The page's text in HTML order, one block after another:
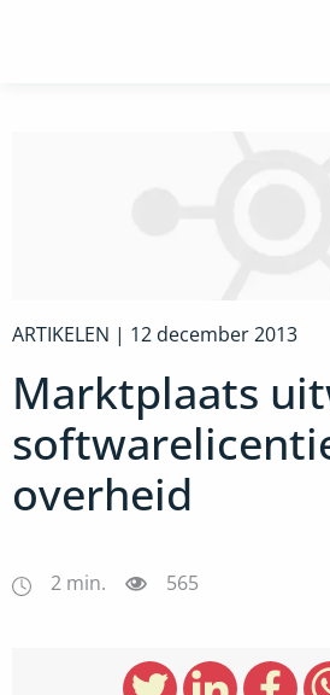
ARTIKELEN | 12 december 2013
Marktplaats
overheid
2 min. 565